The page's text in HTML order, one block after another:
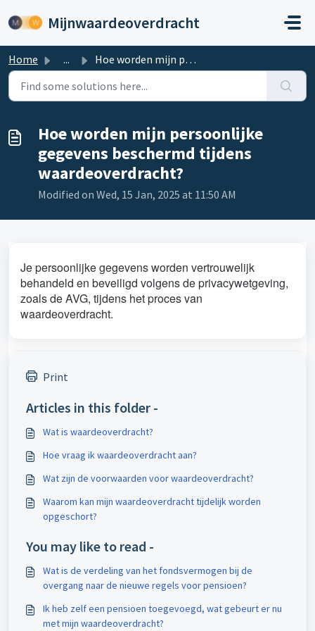
Mijnwaardeoverdracht
Home ... Hoe worden mijn persoonlijke gegevens beschermd tijdens w...
Hoe worden mijn persoonlijke
gegevens beschermd tijdens
waardeoverdracht?
Modified on Wed, 15 Jan, 2025 at 11:50 AM
Je persoonlijke gegevens worden vertrouwelijk
behandeld en beveiligd volgens de privacywetgeving,
zoals de AVG, tijdens het proces van
waardeoverdracht.
Print
Articles in this folder -
Wat is waardeoverdracht?
Hoe vraag ik waardeoverdracht aan?
Wat zijn de voorwaarden voor waardeoverdracht?
Waarom kan mijn waardeoverdracht tijdelijk worden
opgeschort?
You may like to read -
Wat is de verdeling van het fondsvermogen bij de
overgang naar de nieuwe regels voor pensioen?
Ik heb zelf een pensioen toegevoegd, wat gebeurt er nu
met mijn waardeoverdracht?